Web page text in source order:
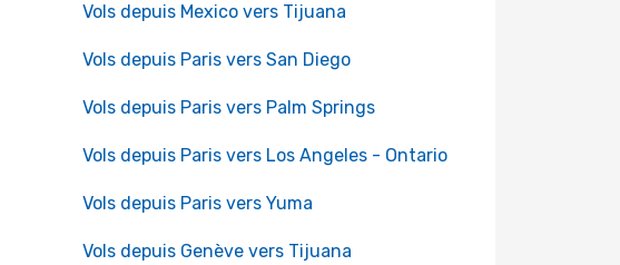
Vols depuis Mexico vers Tijuana
Vols depuis Paris vers San Diego
Vols depuis Paris vers Palm Springs
Vols depuis Paris vers Los Angeles - Ontario
Vols depuis Paris vers Yuma
Vols depuis Genève vers Tijuana